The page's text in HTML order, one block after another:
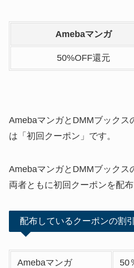
Amebaマンガ
50%OFF還元
AmebaマンガとDMMブックス
は「初回クーポン」です。
AmebaマンガとDMMブックス
両者ともに初回クーポンを配布
配布しているクーポンの割
Amebaマンガ 50